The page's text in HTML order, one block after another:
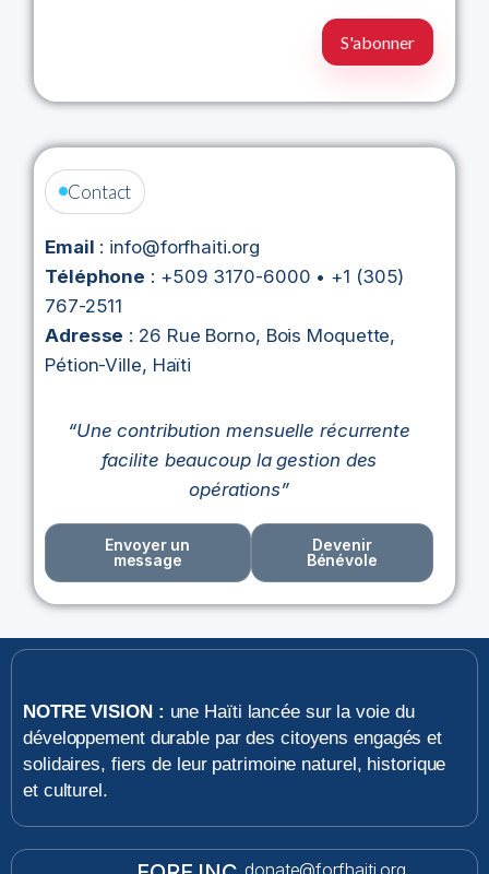
Contact
Email : info@forfhaiti.org
Téléphone : +509 3170-6000 • +1 (305)
767-2511
Adresse : 26 Rue Borno, Bois Moquette,
Pétion-Ville, Haïti
“Une contribution mensuelle récurrente
facilite beaucoup la gestion des
opérations”
Envoyer un
message
Devenir
Bénévole
NOTRE VISION : une Haïti lancée sur la voie du
développement durable par des citoyens engagés et
solidaires, fiers de leur patrimoine naturel, historique
et culturel.